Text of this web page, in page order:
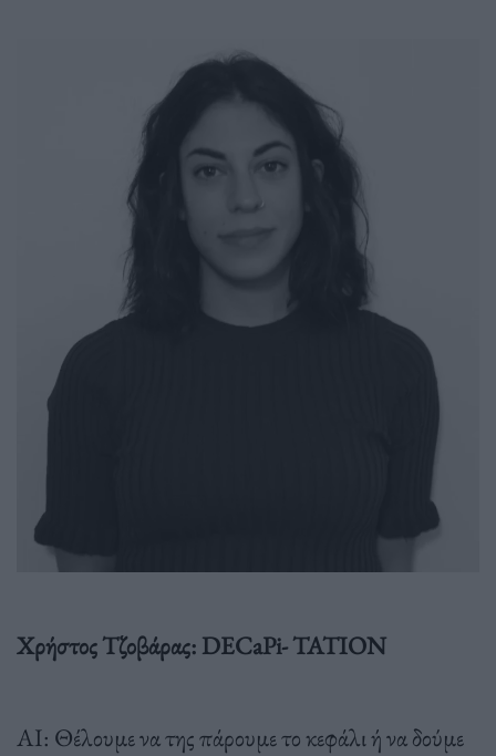
Xρήστος Τζοβάρας: DECaPi- TATION
AI: Θέλουμε να της πάρουμε το κεφάλι ή να δούμε